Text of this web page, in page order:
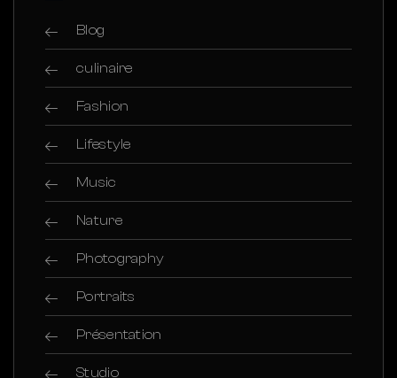
Blog
culinaire
Fashion
Lifestyle
Music
Nature
Photography
Portraits
Présentation
Studio